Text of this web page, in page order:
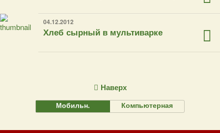
04.12.2012
Хлеб сырный в мультиварке
Наверх
Мобильн. Компьютерная